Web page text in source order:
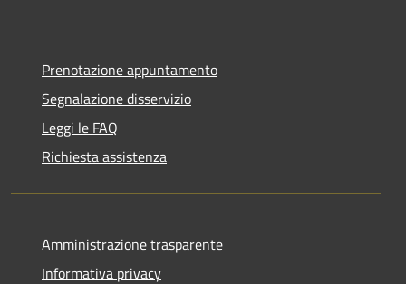
Prenotazione appuntamento
Segnalazione disservizio
Leggi le FAQ
Richiesta assistenza
Amministrazione trasparente
Informativa privacy